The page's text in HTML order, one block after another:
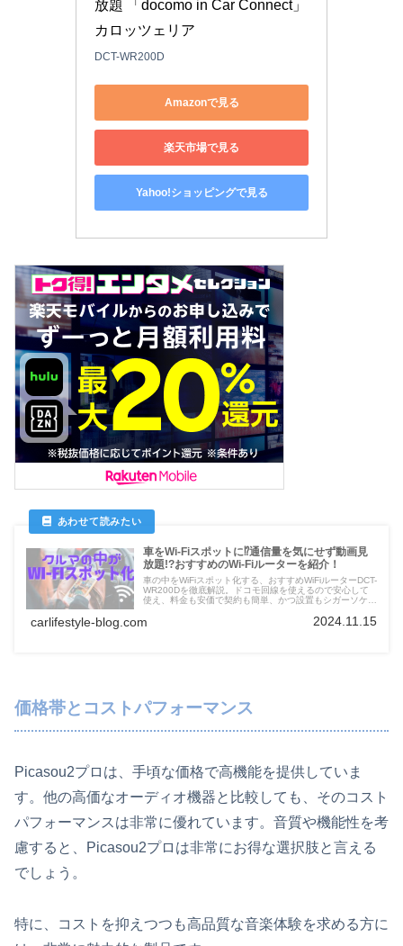
放題 「docomo in Car Connect」
カロッツェリア
DCT-WR200D
Amazonで見る
楽天市場で見る
Yahoo!ショッピングで見る
車をWi-Fiスポットに⁉通信量を気にせず動画見
放題!?おすすめのWi-Fiルーターを紹介！
車の中をWiFiスポット化する、おすすめWiFiルーターDCT-
WR200Dを徹底解説。ドコモ回線を使えるので安心して
使え、料金も安価で契約も簡単、かつ設置もシガーソケッ
プを細かく紹介。
carlifestyle-blog.com 2024.11.15
価格帯とコストパフォーマンス
Picasou2プロは、手頃な価格で高機能を提供していま
す。他の高価なオーディオ機器と比較しても、そのコスト
パフォーマンスは非常に優れています。音質や機能性を考
慮すると、Picasou2プロは非常にお得な選択肢と言える
でしょう。
特に、コストを抑えつつも高品質な音楽体験を求める方に